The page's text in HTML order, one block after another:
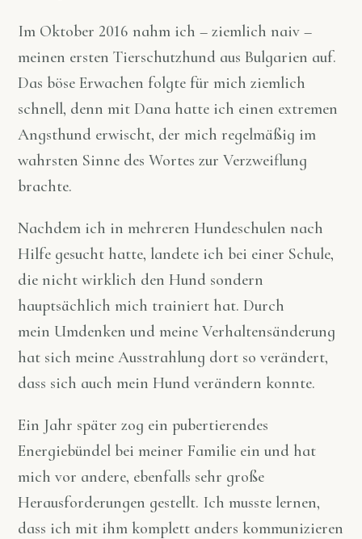
Im Oktober 2016 nahm ich – ziemlich naiv –
meinen ersten Tierschutzhund aus Bulgarien auf.
Das böse Erwachen folgte für mich ziemlich
schnell, denn mit Dana hatte ich einen extremen
Angsthund erwischt, der mich regelmäßig im
wahrsten Sinne des Wortes zur Verzweiflung
brachte.
Nachdem ich in mehreren Hundeschulen nach
Hilfe gesucht hatte, landete ich bei einer Schule,
die nicht wirklich den Hund sondern
hauptsächlich mich trainiert hat. Durch
mein Umdenken und meine Verhaltensänderung
hat sich meine Ausstrahlung dort so verändert,
dass sich auch mein Hund verändern konnte.
Ein Jahr später zog ein pubertierendes
Energiebündel bei meiner Familie ein und hat
mich vor andere, ebenfalls sehr große
Herausforderungen gestellt. Ich musste lernen,
dass ich mit ihm komplett anders kommunizieren